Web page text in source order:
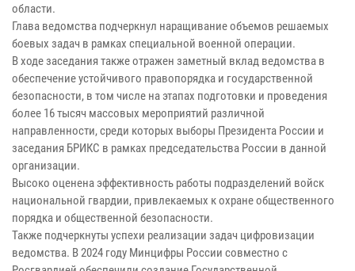
области.
Глава ведомства подчеркнул наращивание объемов решаемых
боевых задач в рамках специальной военной операции.
В ходе заседания также отражен заметный вклад ведомства в
обеспечение устойчивого правопорядка и государственной
безопасности, в том числе на этапах подготовки и проведения
более 16 тысяч массовых мероприятий различной
направленности, среди которых выборы Президента России и
заседания БРИКС в рамках председательства России в данной
организации.
Высоко оценена эффективность работы подразделений войск
национальной гвардии, привлекаемых к охране общественного
порядка и общественной безопасности.
Также подчеркнуты успехи реализации задач цифровизации
ведомства. В 2024 году Минцифры России совместно с